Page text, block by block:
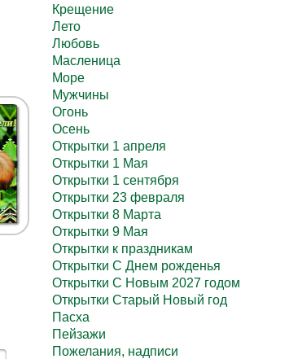
Крещение
Лето
Любовь
Масленица
Море
Мужчины
Огонь
Осень
Открытки 1 апреля
Открытки 1 Мая
Открытки 1 сентября
Открытки 23 февраля
Открытки 8 Марта
Открытки 9 Мая
Открытки к праздникам
Открытки С Днем рожденья
Открытки С Новым 2027 годом
Открытки Старый Новый год
Пасха
Пейзажи
Пожелания, надписи